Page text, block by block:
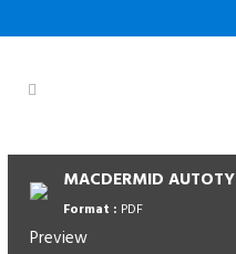
MACDERMID
Format : PDF
Preview